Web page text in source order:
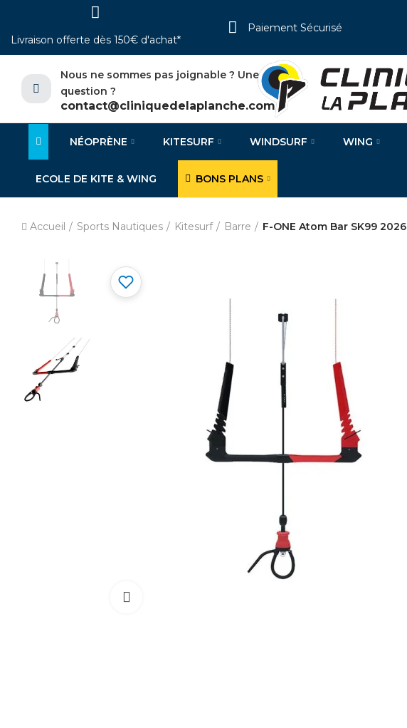
Livraison offerte dès 150€ d'achat*
Paiement Sécurisé
Nous ne sommes pas joignable ? Une
question ?
contact@cliniquedelaplanche.com
NÉOPRÈNE KITESURF WINDSURF WING
ECOLE DE KITE & WING BONS PLANS
Accueil Sports Nautiques Kitesurf Barre F-ONE Atom Bar SK99 2026